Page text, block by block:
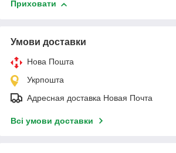
Приховати
Умови доставки
Нова Пошта
Укрпошта
Адресная доставка Новая Почта
Всі умови доставки